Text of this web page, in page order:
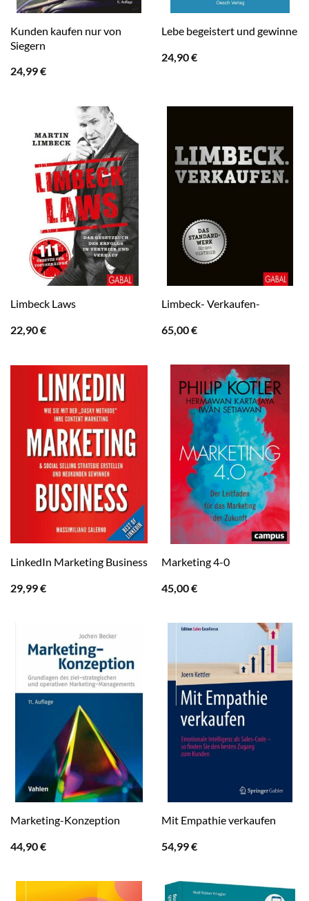
Kunden kaufen nur von
Siegern
24,99€
Lebe begeistert und gewinne
24,90€
Limbeck Laws
22,90€
Limbeck- Verkaufen-
65,00€
LinkedIn Marketing Business
29,99€
Marketing 4-0
45,00€
Marketing-Konzeption
44,90€
Mit Empathie verkaufen
54,99€